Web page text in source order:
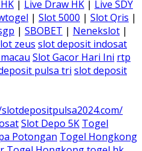
| Live Draw HK | Live SDY
| Slot 5000 | Slot Qris |
| SBOBET | Nenekslot |
zeus slot deposit indosat
Slot Gacor Hari Ini rtp
pulsa tri slot deposit
Slot Depo 5K Togel
Potongan Togel Hongkong